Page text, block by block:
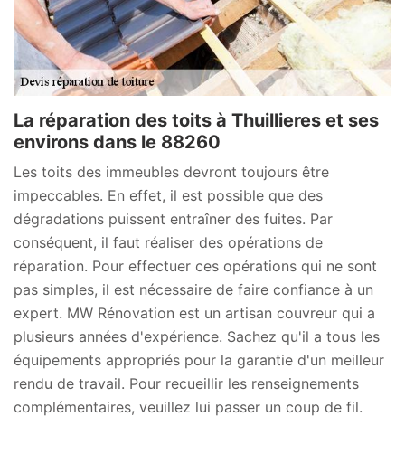
La réparation des toits à Thuillieres et ses
environs dans le 88260
Les toits des immeubles devront toujours être
impeccables. En effet, il est possible que des
dégradations puissent entraîner des fuites. Par
conséquent, il faut réaliser des opérations de
réparation. Pour effectuer ces opérations qui ne sont
pas simples, il est nécessaire de faire confiance à un
expert. MW Rénovation est un artisan couvreur qui a
plusieurs années d'expérience. Sachez qu'il a tous les
équipements appropriés pour la garantie d'un meilleur
rendu de travail. Pour recueillir les renseignements
complémentaires, veuillez lui passer un coup de fil.